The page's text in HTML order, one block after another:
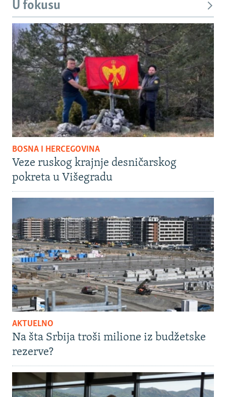
U fokusu
BOSNA I HERCEGOVINA
Veze ruskog krajnje desničarskog
pokreta u Višegradu
AKTUELNO
Na šta Srbija troši milione iz budžetske
rezerve?